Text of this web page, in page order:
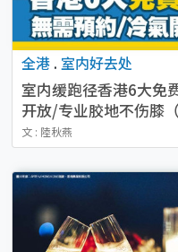
全港 . 室内好去处
室内缓跑径香港6大免
开放/专业胶地不伤膝
文 : 陸秋燕